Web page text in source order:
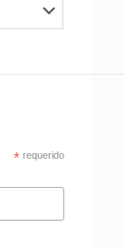
*requerido